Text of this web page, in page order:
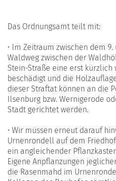
Das Ordnungsamt teilt mit:
• Im Zeitraum zwischen dem 9.
Waldweg zwischen der
Stein-Straße eine erst
beschädigt und die
dieser Straftat können an die
Ilsenburg bzw. Wernigerode
Stadt gerichtet werden.
• Wir müssen erneut darauf
Urnenrondell auf dem
ein angleichender
Eigene Anpflanzungen
die Rasenmahd im